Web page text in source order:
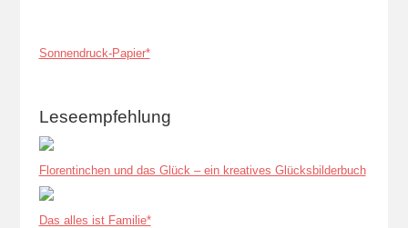
Sonnendruck-Papier*
Leseempfehlung
Florentinchen und das Glück – ein kreatives Glücksbilderbuch
Das alles ist Familie*